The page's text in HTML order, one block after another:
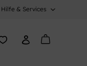
Hilfe & Services